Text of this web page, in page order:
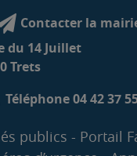
Contacter la
du 14 Juillet
Trets
Téléphone 04 42 37
publics
Portail